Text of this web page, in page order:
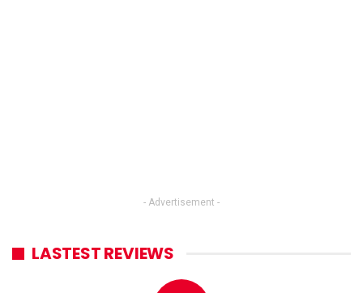
- Advertisement -
LASTEST REVIEWS